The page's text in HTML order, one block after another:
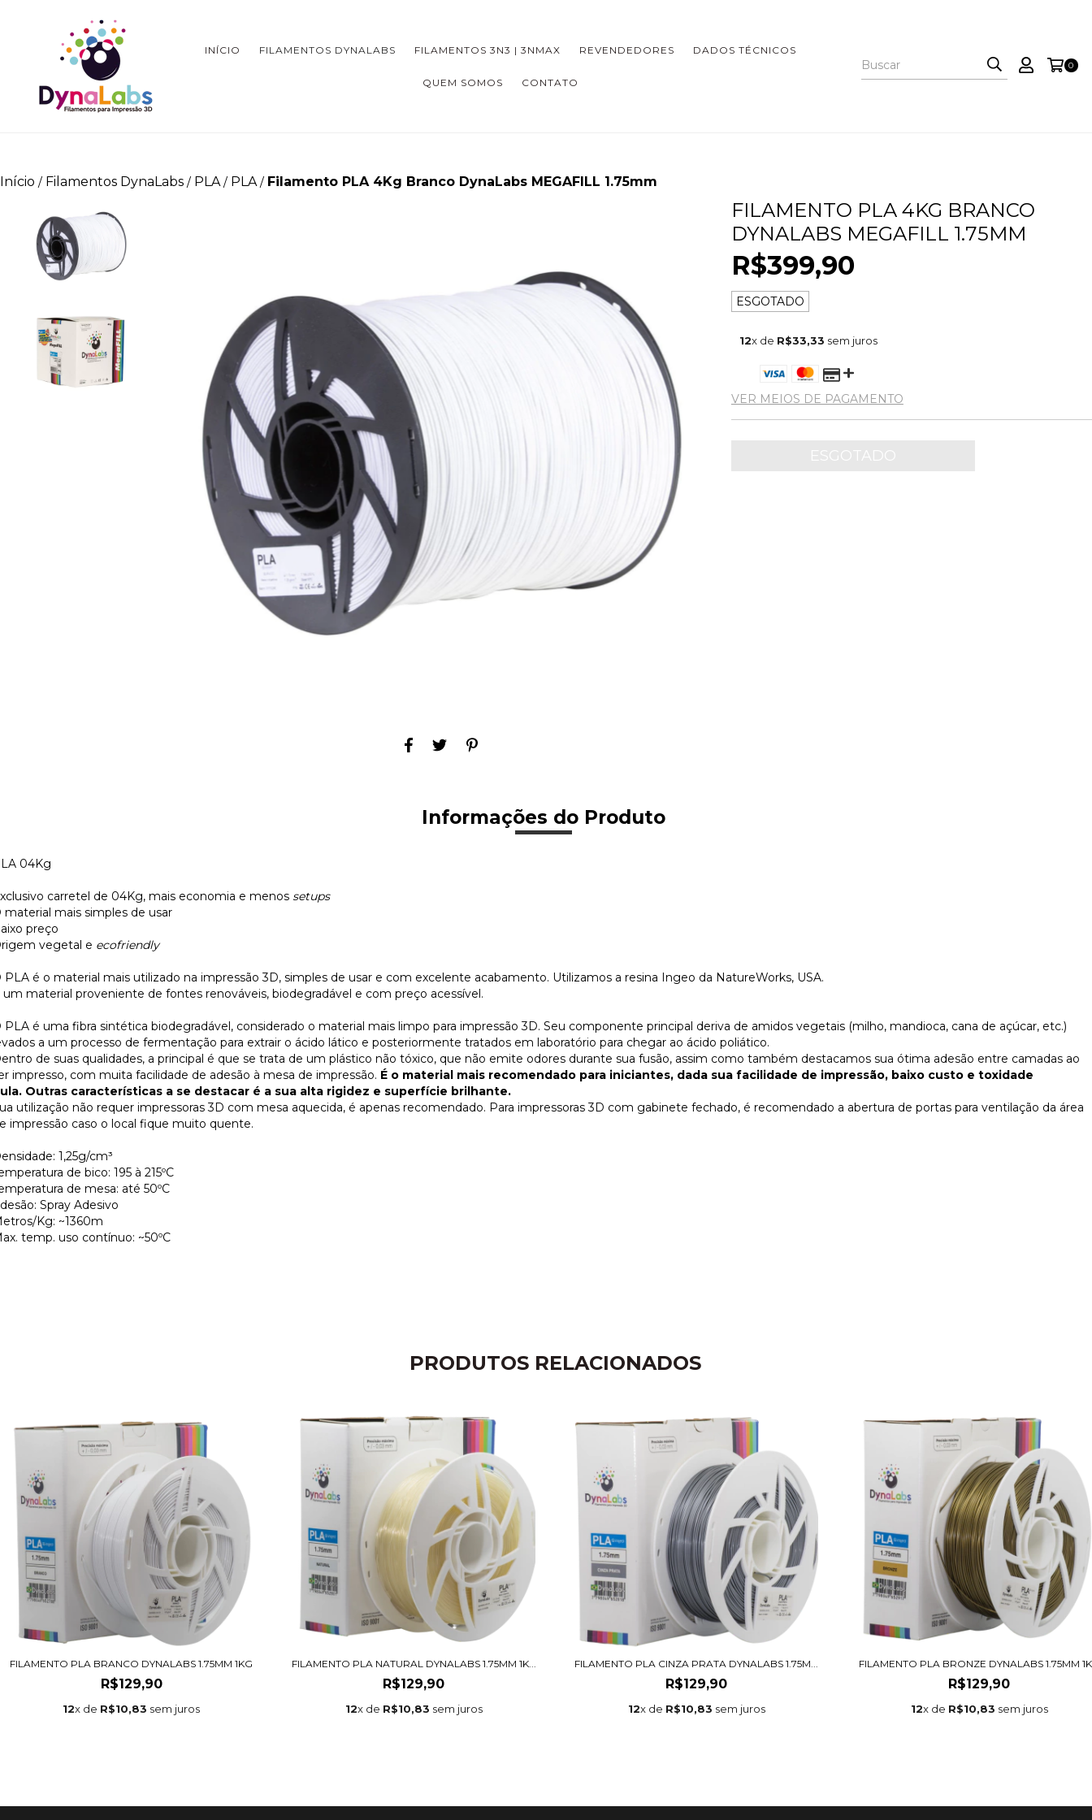
INÍCIO FILAMENTOS DYNALABS FILAMENTOS 3N3 | 3NMAX REVENDEDORES DADOS TÉCNICOS
QUEM SOMOS CONTATO
0
Início / Filamentos DynaLabs / PLA / PLA / Filamento PLA 4Kg Branco DynaLabs MEGAFILL 1.75mm
FILAMENTO PLA 4KG BRANCO
DYNALABS MEGAFILL 1.75MM
R$399,90
ESGOTADO
12x de R$33,33 sem juros
VER MEIOS DE PAGAMENTO
Informações do Produto
04Kg
carretel de 04Kg, mais economia e menos setups
material mais simples de usar
preço
vegetal e ecofriendly
PLA é o material mais utilizado na impressão 3D, simples de usar e com excelente acabamento. Utilizamos a resina Ingeo da NatureWorks, USA.
um material proveniente de fontes renováveis, biodegradável e com preço acessível.
PLA é uma fibra sintética biodegradável, considerado o material mais limpo para impressão 3D. Seu componente principal deriva de amidos vegetais (milho, mandioca, cana de açúcar, etc.)
a um processo de fermentação para extrair o ácido lático e posteriormente tratados em laboratório para chegar ao ácido poliático.
de suas qualidades, a principal é que se trata de um plástico não tóxico, que não emite odores durante sua fusão, assim como também destacamos sua ótima adesão entre camadas ao
impresso, com muita facilidade de adesão à mesa de impressão. É o material mais recomendado para iniciantes, dada sua facilidade de impressão, baixo custo e toxidade
Outras características a se destacar é a sua alta rigidez e superfície brilhante.
utilização não requer impressoras 3D com mesa aquecida, é apenas recomendado. Para impressoras 3D com gabinete fechado, é recomendado a abertura de portas para ventilação da área
impressão caso o local fique muito quente.
1,25g/cm³
de bico: 195 à 215ºC
de mesa: até 50ºC
Spray Adesivo
Kg: ~1360m
temp. uso contínuo: ~50ºC
PRODUTOS RELACIONADOS
FILAMENTO PLA BRANCO DYNALABS 1.75MM 1KG
R$129,90
12x de R$10,83 sem juros
FILAMENTO PLA NATURAL DYNALABS 1.75MM 1K...
R$129,90
12x de R$10,83 sem juros
FILAMENTO PLA CINZA PRATA DYNALABS 1.75M...
R$129,90
12x de R$10,83 sem juros
FILAMENTO PLA BRONZE DYNALABS 1.75MM
R$129,90
12x de R$10,83 sem juros